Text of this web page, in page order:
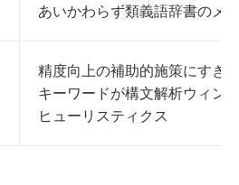
あいかわらず類義語辞書のメ
精度向上の補助的施策にすぎ
キーワードが構文解析ウィン
ヒューリスティクス